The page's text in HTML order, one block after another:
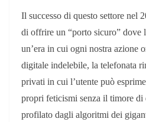
Il successo di questo settore nel
di offrire un “porto sicuro” dove
un’era in cui ogni nostra azione
digitale indelebile, la telefonata
privati in cui l’utente può
propri feticismi senza il timore di
profilato dagli algoritmi dei